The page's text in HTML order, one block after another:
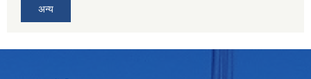
अन्य